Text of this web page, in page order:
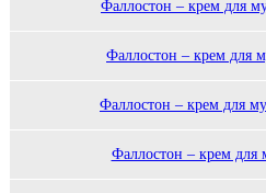
Фаллостон – крем для
Фаллостон – крем для
Фаллостон – крем для
Фаллостон – крем